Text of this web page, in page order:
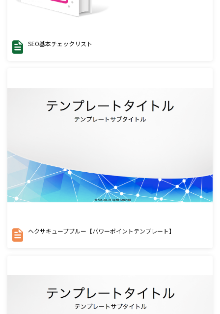
SEO基本チェックリスト
ヘクサキューブブルー【パワーポイントテンプレート】